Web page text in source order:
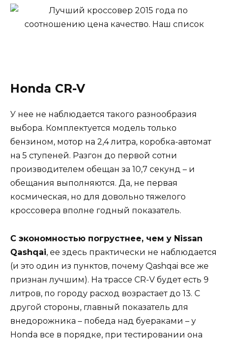
Honda CR-V
У нее не наблюдается такого разнообразия
выбора. Комплектуется модель только
бензином, мотор на 2,4 литра, коробка-автомат
на 5 ступеней. Разгон до первой сотни
производителем обещан за 10,7 секунд – и
обещания выполняются. Да, не первая
космическая, но для довольно тяжелого
кроссовера вполне годный показатель.
С экономностью погрустнее, чем у Nissan
Qashqai, ее здесь практически не наблюдается
(и это один из пунктов, почему Qashqai все же
признан лучшим). На трассе CR-V будет есть 9
литров, по городу расход возрастает до 13. С
другой стороны, главный показатель для
внедорожника – победа над буераками – у
Honda все в порядке, при тестировании она